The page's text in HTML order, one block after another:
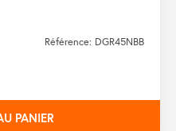
Référence: DGR45NBB
PANIER